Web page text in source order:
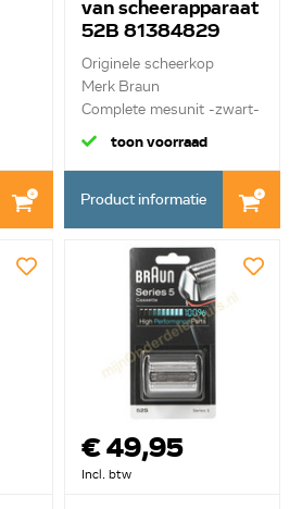
van scheerapparaat
52B 81384829
Originele scheerkop
Merk Braun
Complete mesunit -zwart-
/ ...
toon voorraad
Product informatie
€ 49,95
Incl. btw